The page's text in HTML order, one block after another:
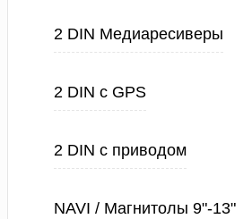
2 DIN Медиаресиверы
2 DIN с GPS
2 DIN с приводом
NAVI / Магнитолы 9"-13"